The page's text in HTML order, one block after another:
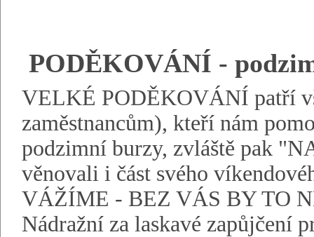
PODĚKOVÁNÍ -
VELKÉ PODĚKOVÁNÍ patří
zaměstnancům), kteří nám
podzimní burzy, zvláště pak
věnovali i část svého
VÁŽÍME - BEZ VÁS BY TO
Nádražní za laskavé zapůjčení